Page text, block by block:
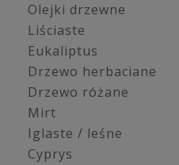
Olejki drzewne
Liściaste
Eukaliptus
Drzewo herbaciane
Drzewo różane
Mirt
Iglaste / leśne
Cyprys